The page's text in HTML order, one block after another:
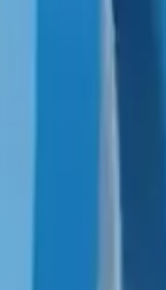
LED, proporcionando
lo que la hace
instalación, optimizando el
LED, reduciendo